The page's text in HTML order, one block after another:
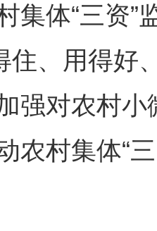
体“三资”
住、用得
强对农村
农村集体“